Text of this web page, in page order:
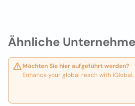
Ähnliche
Möchten Sie hier aufgeführt werden?
Enhance your global reach with iGlobal.